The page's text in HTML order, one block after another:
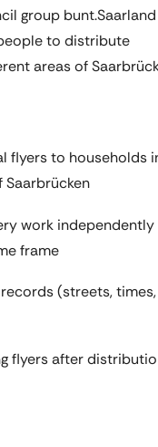
group
to distribute
areas of
flyers to households
work independently
frame
(streets, times,
flyers after